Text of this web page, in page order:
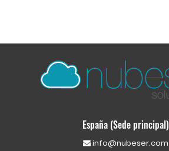
España (Sede principal)
info@nubeser.com